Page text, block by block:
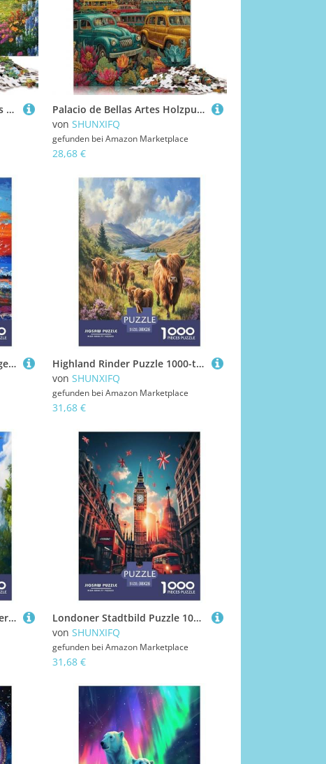
Gartenschuppen Holzpuzzles 1000 Teile Für Erwachsene Geburtstagsgeschenk Lernspiel Family Challenging Games Home Decor Entspannung Und Intelligenz 1000pcs (75x50cm)
Palacio de Bellas Artes Holzpuzzles Erwachsene 300 Teile Family Challenging Games Geburtstagsgeschenk Home Decor Educational Game Entspannung Und Intelligenz 300pcs (40x28cm)
von SHUNXIFQ
gefunden bei Amazon Marketplace
28,68 €
Fine Pferd Puzzles 1000-teilige Schwer Puzzle Spielzeug Lernspiel Impossible Herausforderungsspielzeug Für Erwachsene Kinder 38x26cm/1000pcs
Highland Rinder Puzzle 1000-teilige Schwer Puzzle Spielzeug Pädagogisches Spiel Impossible Herausforderungsspielzeug Für Erwachsene Und Kinder in Bewährter 38x26cm/1000pcs
von SHUNXIFQ
gefunden bei Amazon Marketplace
31,68 €
Tiger Puzzle 1000 Teile Schwer Puzzle Spielzeug Lernspiel Impossible Herausforderung Spielzeug Für Erwachsene Und Kinder in Bewährter 38x26cm/1000pcs
Londoner Stadtbild Puzzle 1000 Teile Schwer Puzzle Spielzeug Lernspiel Impossible Herausforderung Spielzeug Für Erwachsene Und Kinder in Bewährter 38x26cm/1000pcs
von SHUNXIFQ
gefunden bei Amazon Marketplace
31,68 €